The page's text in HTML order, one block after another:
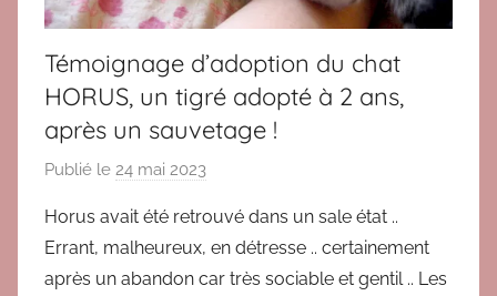
,
é
m
o
n
a
g
Témoignage d’adoption du chat
HORUS, un tigré adopté à 2 ans,
après un sauvetage !
Publié le 24 mai 2023
r
B
r
Horus avait été retrouvé dans un sale état ..
Errant, malheureux, en détresse .. certainement
après un abandon car très sociable et gentil .. Les